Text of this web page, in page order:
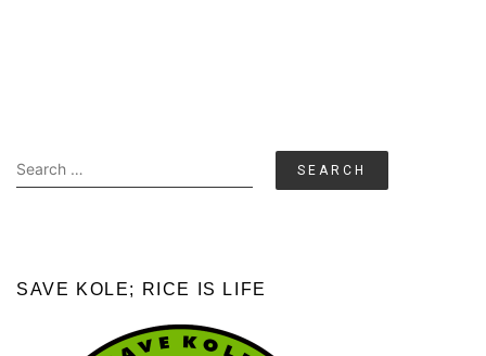
Search
for:
SAVE KOLE; RICE IS LIFE